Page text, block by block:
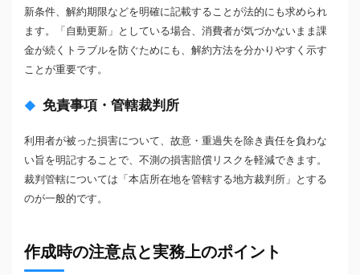
新条件、解約期限などを明確に記載することが法的にも求められ
ます。「自動更新」としている場合、消費者が気づかないまま課
金が続くトラブルを防ぐためにも、解約方法を分かりやすく示す
ことが重要です。
免責事項・管轄裁判所
利用者が被った損害について、故意・重過失を除き責任を負わな
い旨を明記することで、不測の損害賠償リスクを軽減できます。
裁判管轄については「本店所在地を管轄する地方裁判所」とする
のが一般的です。
作成時の注意点と実務上のポイント